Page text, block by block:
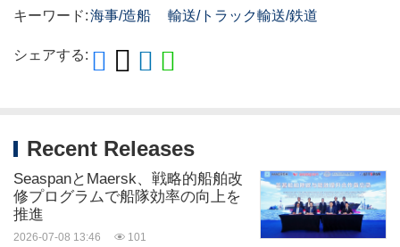
キーワード:海事/造船 輸送/トラック輸送/鉄道
シェアする:
Recent Releases
SeaspanとMaersk、戦略的船舶改
修プログラムで船隊効率の向上を
推進
2026-07-08 13:46 101